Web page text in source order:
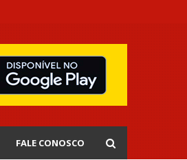
FALE CONOSCO